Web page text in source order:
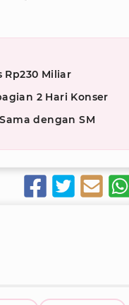
Rp230 Miliar
2 Hari Konser
dengan SM